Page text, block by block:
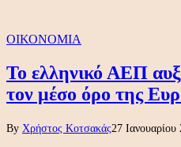
ΟΙΚΟΝΟΜΙΑ
Το ελληνικό ΑΕΠ
τον μέσο όρο της
By Χρήστος Κοτσακάς27 Ιανουαρίου